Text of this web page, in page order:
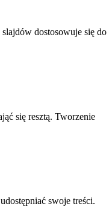
dostosowuje się do
się resztą. Tworzenie
swoje treści.